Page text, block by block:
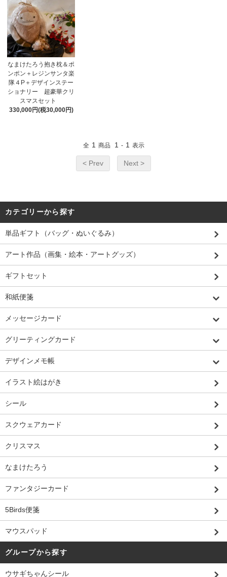
なまけたろう抱き枕＆ポ
ンポン＋レジンサンタ楽
隊４P＋デザインステー
ショナリー 超豪華クリ
スマスセット
330,000円(税30,000円)
全 1 商品 1 - 1 表示
< Prev Next >
カテゴリーから探す
単品ギフト（バッグ・ぬいぐるみ）
アート作品（画集・絵本・アートグッズ）
ギフトセット
和紙便箋
メッセージカード
グリーティングカード
デザインメモ帳
イラスト絵はがき
シール
スクウェアカード
クリスマス
なまけたろう
ファンタジーカード
5Birds便箋
マウスパッド
グループから探す
ウサギちゃんシール